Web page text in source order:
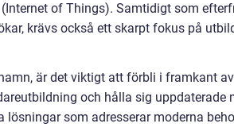
of Things). Samtidigt som
krävs också ett skarpt fokus på
är det viktigt att förbli i framkant
och hålla sig uppdaterade
som adresserar moderna